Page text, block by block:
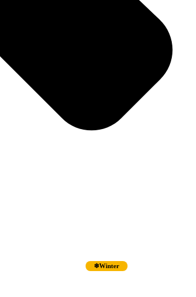
Winter